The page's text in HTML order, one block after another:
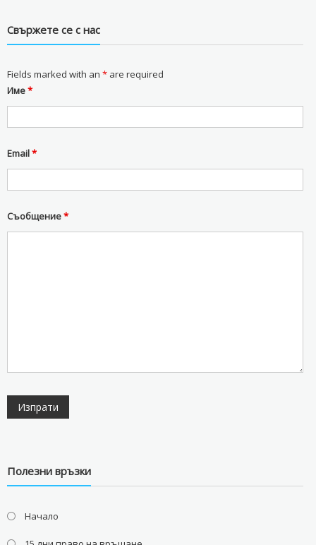
Свържете се с нас
Fields marked with an *are required
Име*
Email*
Съобщение*
Полезни връзки
Начало